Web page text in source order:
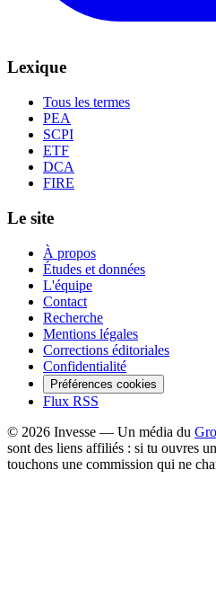
Lexique
Tous les termes
PEA
SCPI
ETF
DCA
FIRE
Le site
À propos
Études et données
L'équipe
Contact
Recherche
Mentions légales
Corrections éditoriales
Confidentialité
Préférences cookies
Flux RSS
© 2026 Invesse — Un média du
sont des liens affiliés : si tu ouvres
touchons une commission qui ne